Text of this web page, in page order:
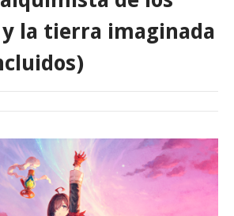
la tierra imaginada